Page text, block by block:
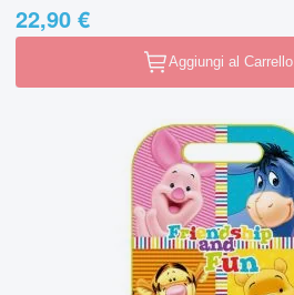
22,90 €
Aggiungi al Carrello